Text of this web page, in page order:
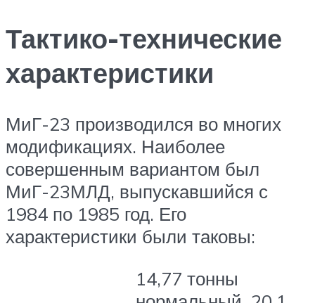
Тактико-технические
характеристики
МиГ-23 производился во многих
модификациях. Наиболее
совершенным вариантом был
МиГ-23МЛД, выпускавшийся с
1984 по 1985 год. Его
характеристики были таковы:
14,77 тонны